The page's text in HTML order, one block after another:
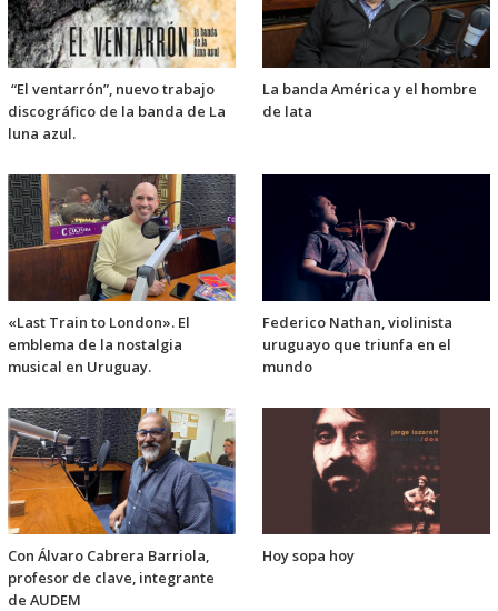
“El ventarrón”, nuevo trabajo
discográfico de la banda de La
luna azul.
La banda América y el hombre
de lata
«Last Train to London». El
emblema de la nostalgia
musical en Uruguay.
Federico Nathan, violinista
uruguayo que triunfa en el
mundo
Con Álvaro Cabrera Barriola,
profesor de clave, integrante
de AUDEM
Hoy sopa hoy